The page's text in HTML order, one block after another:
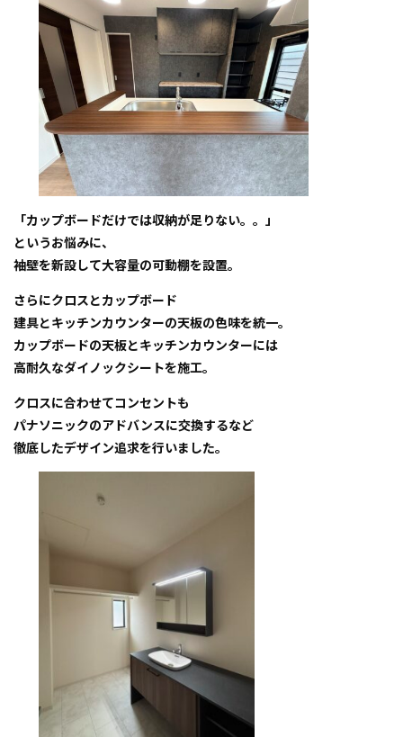
「カップボードだけでは収納が足りない。。」
というお悩みに、
袖壁を新設して大容量の可動棚を設置。
さらにクロスとカップボード
建具とキッチンカウンターの天板の色味を統一。
カップボードの天板とキッチンカウンターには
高耐久なダイノックシートを施工。
クロスに合わせてコンセントも
パナソニックのアドバンスに交換するなど
徹底したデザイン追求を行いました。